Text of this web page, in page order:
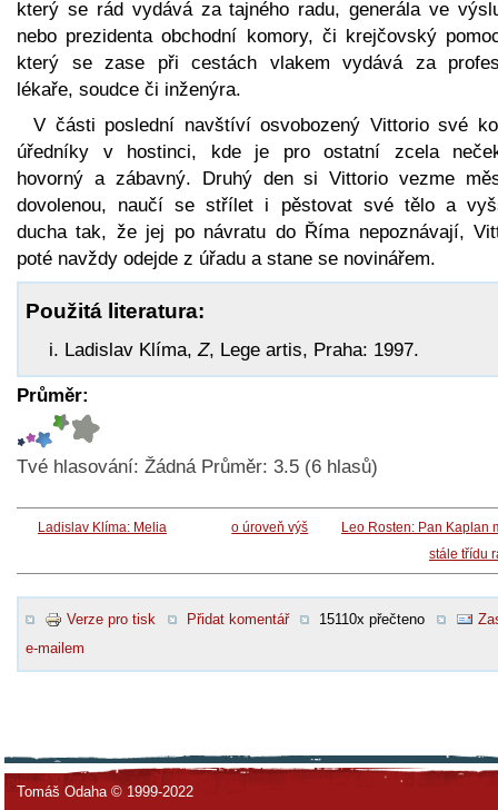
který se rád vydává za tajného radu, generála ve
nebo prezidenta obchodní komory, či krejčovský
který se zase při cestách vlakem vydává za
lékaře, soudce či inženýra.
V části poslední navštíví osvobozený Vittorio své
úředníky v hostinci, kde je pro ostatní zcela
hovorný a zábavný. Druhý den si Vittorio vezme
dovolenou, naučí se střílet i pěstovat své tělo a
ducha tak, že jej po návratu do Říma nepoznávají,
poté navždy odejde z úřadu a stane se novinářem.
Použitá literatura:
Ladislav Klíma, Z, Lege artis, Praha: 1997.
Průměr:
Tvé hlasování: Žádná Průměr: 3.5 (6 hlasů)
Ladislav Klíma: Melia o úroveň výš
Leo Rosten: Pan Kaplan
stále třídu
Verze pro tisk Přidat komentář 15110x přečteno
e-mailem
Tomáš Odaha © 1999-2022